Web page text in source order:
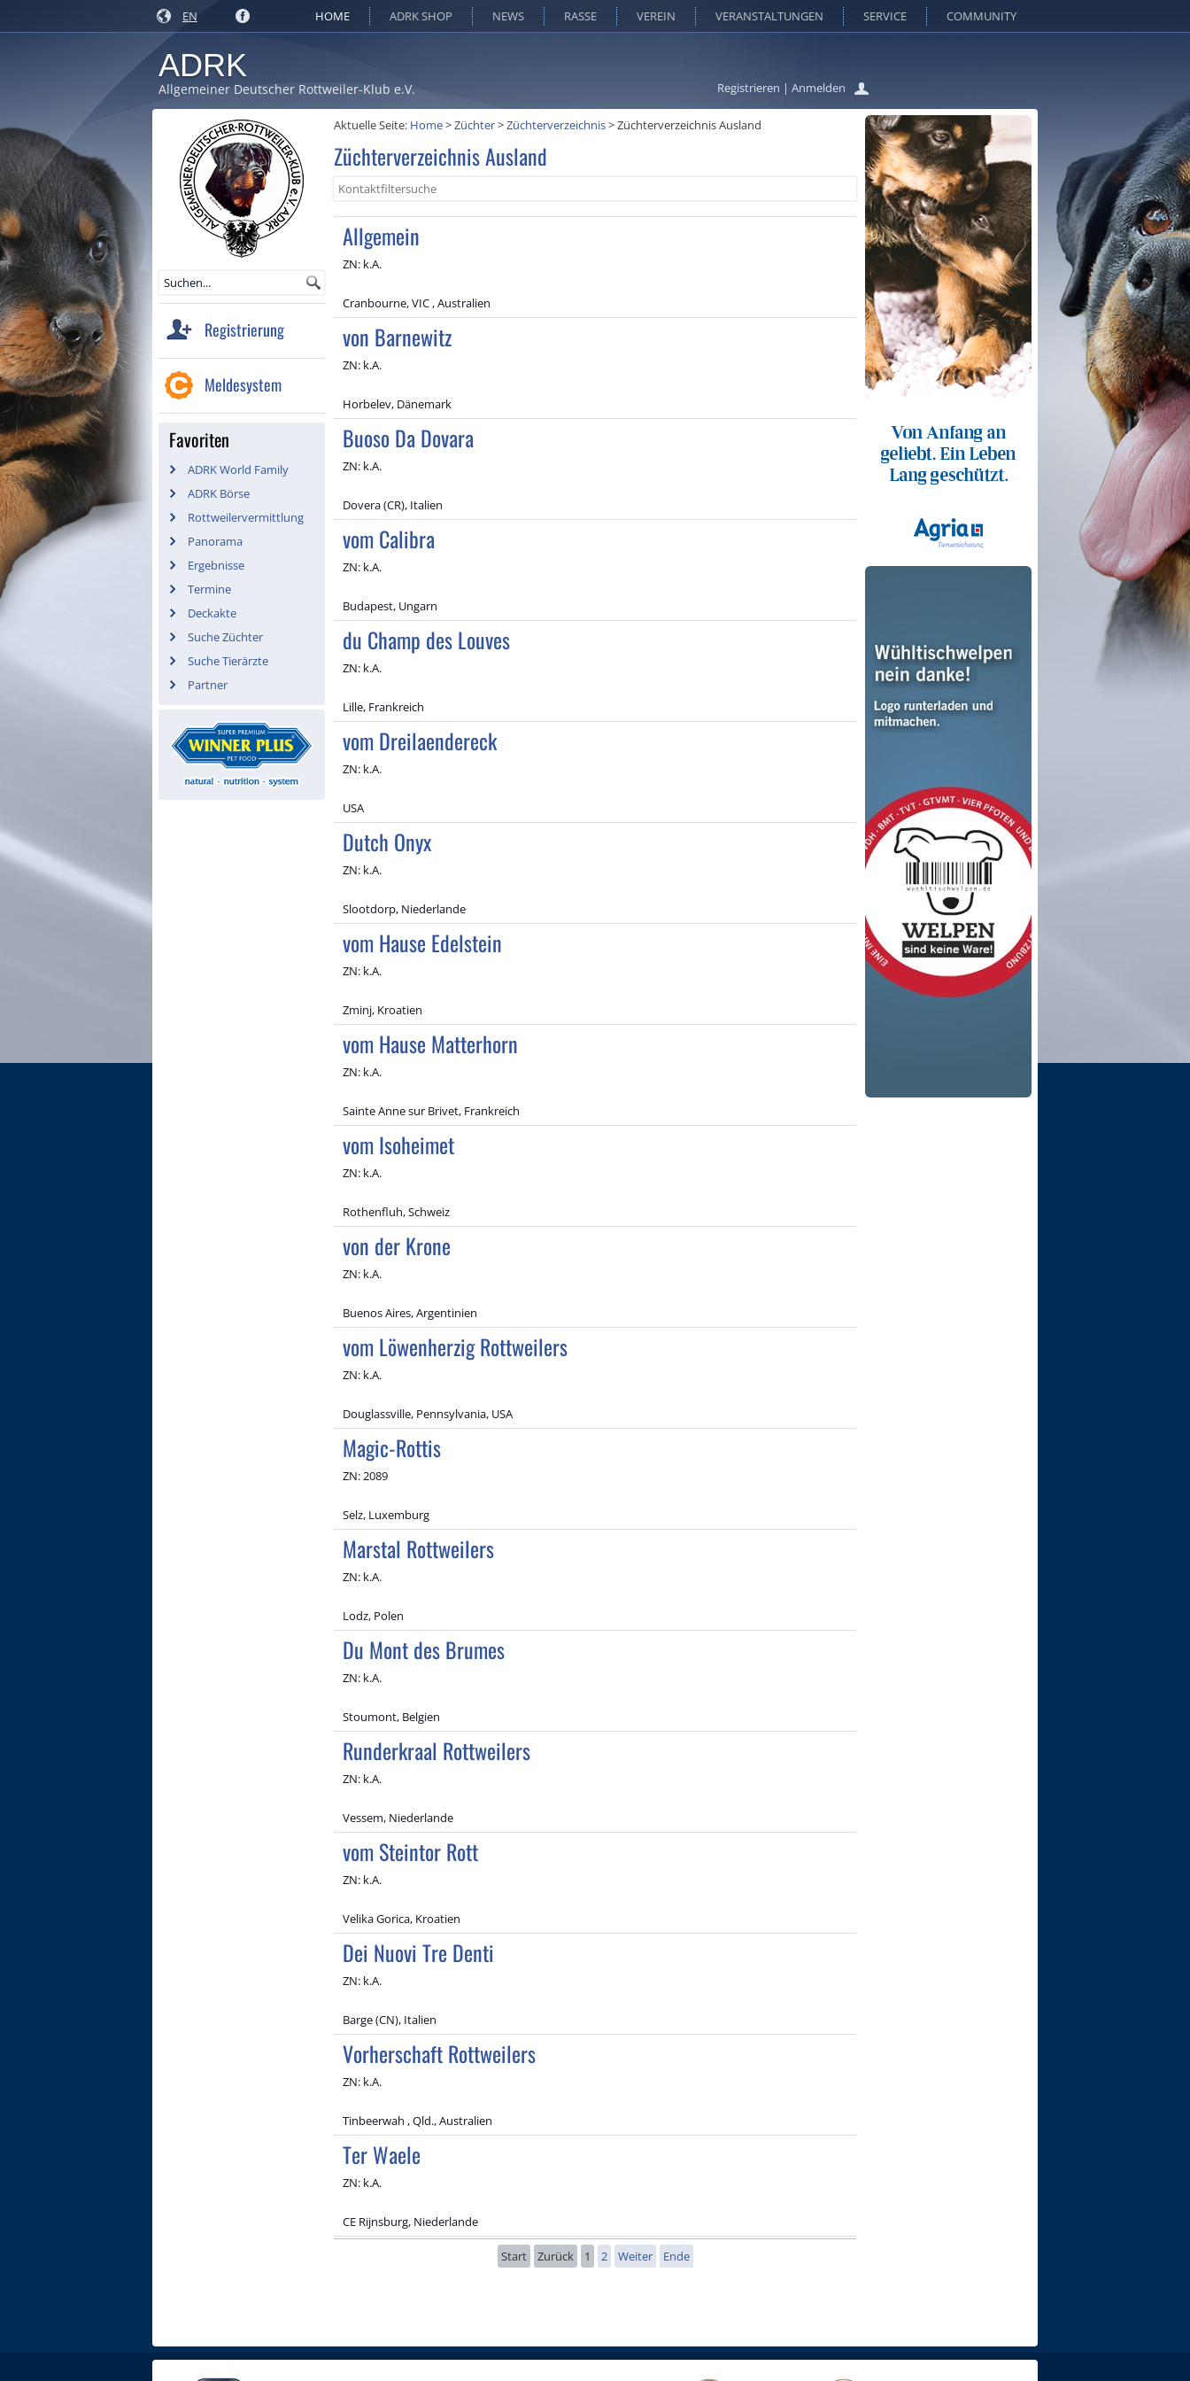
EN
Registrieren | Anmelden
HOME ADRK SHOP NEWS RASSE VEREIN VERANSTALTUNGEN SERVICE COMMUNITY
ADRK
Allgemeiner Deutscher Rottweiler-Klub e.V.
Registrierung
Meldesystem
Favoriten
ADRK World Family
ADRK Börse
Rottweilervermittlung
Panorama
Ergebnisse
Termine
Deckakte
Suche Züchter
Suche Tierärzte
Partner
Aktuelle Seite: Home>Züchter>Züchterverzeichnis>Züchterverzeichnis Ausland
Züchterverzeichnis Ausland
Allgemein
ZN: k.A.
Cranbourne, VIC , Australien
von Barnewitz
ZN: k.A.
Horbelev, Dänemark
Buoso Da Dovara
ZN: k.A.
Dovera (CR), Italien
vom Calibra
ZN: k.A.
Budapest, Ungarn
du Champ des Louves
ZN: k.A.
Lille, Frankreich
vom Dreilaendereck
ZN: k.A.
USA
Dutch Onyx
ZN: k.A.
Slootdorp, Niederlande
vom Hause Edelstein
ZN: k.A.
Zminj, Kroatien
vom Hause Matterhorn
ZN: k.A.
Sainte Anne sur Brivet, Frankreich
vom Isoheimet
ZN: k.A.
Rothenfluh, Schweiz
von der Krone
ZN: k.A.
Buenos Aires, Argentinien
vom Löwenherzig Rottweilers
ZN: k.A.
Douglassville, Pennsylvania, USA
Magic-Rottis
ZN: 2089
Selz, Luxemburg
Marstal Rottweilers
ZN: k.A.
Lodz, Polen
Du Mont des Brumes
ZN: k.A.
Stoumont, Belgien
Runderkraal Rottweilers
ZN: k.A.
Vessem, Niederlande
vom Steintor Rott
ZN: k.A.
Velika Gorica, Kroatien
Dei Nuovi Tre Denti
ZN: k.A.
Barge (CN), Italien
Vorherschaft Rottweilers
ZN: k.A.
Tinbeerwah , Qld., Australien
Ter Waele
ZN: k.A.
CE Rijnsburg, Niederlande
Start Zurück 1 2 Weiter Ende